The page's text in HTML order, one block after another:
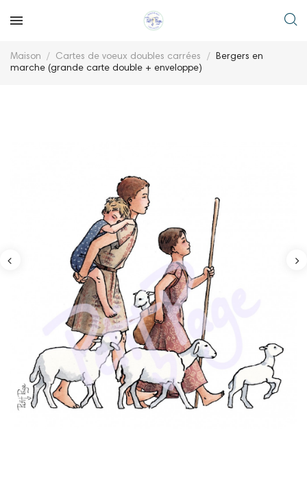
Maison Cartes de voeux doubles carrées
Bergers en
marche (grande carte double + enveloppe)